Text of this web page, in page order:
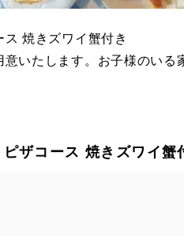
焼きズワイ蟹付き
たします。お子様のいる
ピザコース 焼きズワイ